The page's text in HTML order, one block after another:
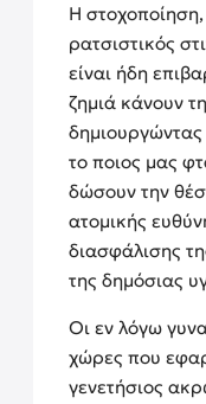
Η
ρατσιστικός
είναι ήδη
ζημιά κάνουν
δημιουργώντας
το ποιος μας
δώσουν την
ατομικής
διασφάλισης
της δημόσιας
Οι εν λόγω
χώρες που
γενετήσιος